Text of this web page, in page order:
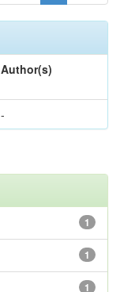
Author(s)
-
1
1
1